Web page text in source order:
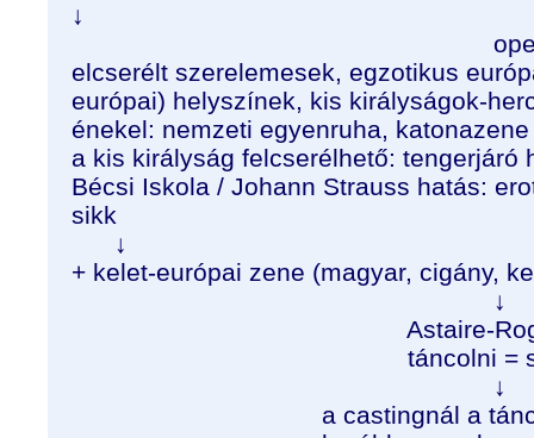
↓
operett
elcserélt szerelemesek, egzotikus
európai) helyszínek, kis királyságok-
énekel: nemzeti egyenruha, katonazene
a kis királyság felcserélhető: tengerjáró
Bécsi Iskola / Johann Strauss hatás:
sikk
↓
+ kelet-európai zene (magyar, cigány,
↓
Astaire-Rogers
táncolni =
↓
a castingnál a